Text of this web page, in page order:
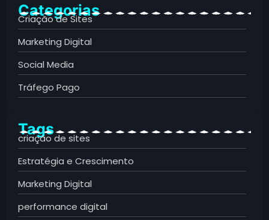
Categorias
Criação de Sites
Marketing Digital
Social Media
Tráfego Pago
Tags
criação de sites
Estratégia e Crescimento
Marketing Digital
performance digital